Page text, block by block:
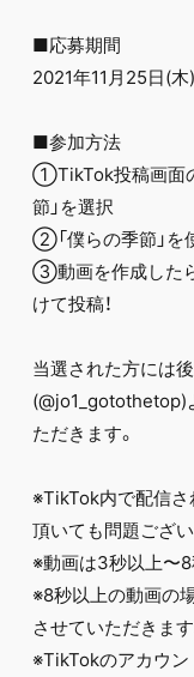
■応募期間
2021年11月25日(
■参加方法
①TikTok投稿画面の
節」を選択
②「僕らの季節」を
③動画を作成したら
けて投稿！
当選された方には
(@jo1_gotothetop)
ただきます。
※TikTok内で配信さ
頂いても問題ござい
※動画は3秒以上〜8
※8秒以上の動画の
させていただきます
※TikTokのアカウン